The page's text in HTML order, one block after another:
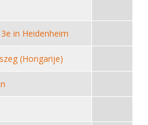
in Heidenheim
(Hongarije)